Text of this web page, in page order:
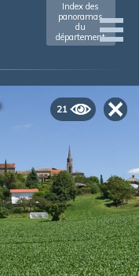
Index des
panoramas
du
département
21